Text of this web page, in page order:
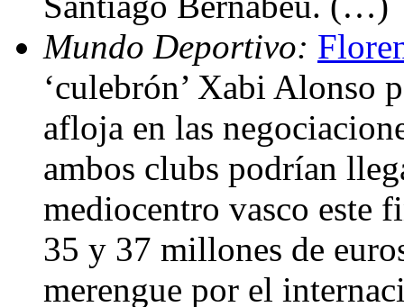
Mundo Deportivo:
‘culebrón’ Xabi Alonso
afloja en las
ambos clubs podrían
mediocentro vasco este
35 y 37 millones de
merengue por el